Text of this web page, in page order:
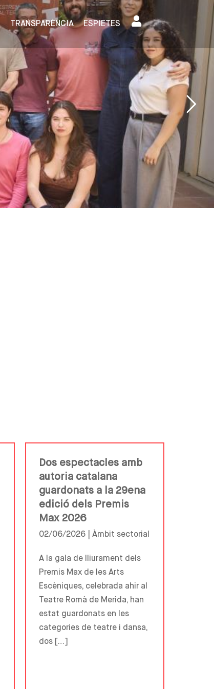
TRANSPARÈNCIA ESPIETES
Dos espectacles amb
autoria catalana
guardonats a la 29ena
edició dels Premis
Max 2026
02/06/2026 | Àmbit sectorial
A la gala de lliurament dels
Premis Max de les Arts
Escèniques, celebrada ahir al
Teatre Romà de Merida, han
estat guardonats en les
categories de teatre i dansa,
dos […]